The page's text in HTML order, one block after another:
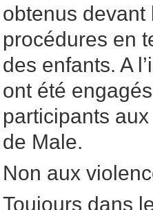
obtenus
procédures en
des enfants. A
ont été
participants
de Male.
Non aux
Toujours dans